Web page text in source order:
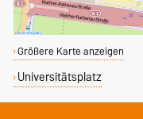
Größere Karte anzeigen
Universitätsplatz